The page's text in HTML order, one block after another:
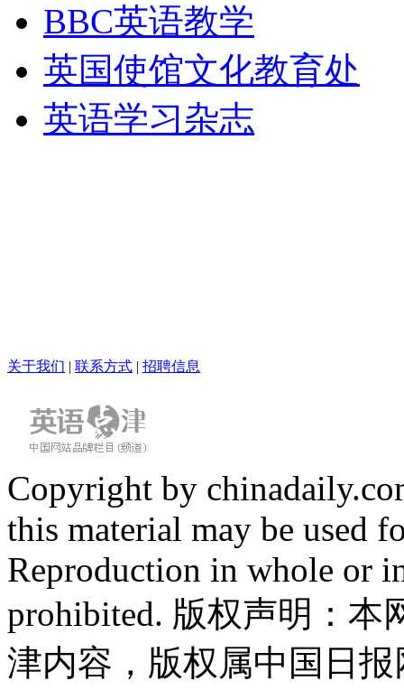
BBC英语教学
英国使馆文化教育处
英语学习杂志
关于我们 | 联系方式 | 招聘信息
Copyright by
this material may be used
Reproduction in whole or
prohibited. 版权声明：
津内容，版权属中国日